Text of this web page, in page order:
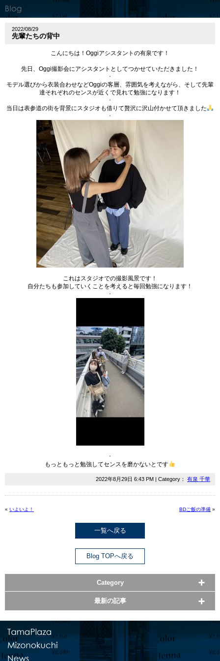
2022/08/29
先輩たちの背中
こんにちは！Oggiアシスタントの有泉です！
先日、Oggi撮影会にアシスタントとしてつかせていただきました！
･
モデル選びから衣装合わせなどOggiの客層、雰囲気を考えながら、そして先輩
達それぞれのセンスが近くで見れて勉強になります！
･
当日は表参道の街を背景にスタジオも借りて贅沢に沢山付かせて頂きました
･
これはスタジオでの撮影風景です！
自分たちも参加していくことを考えると毎回勉強になります！
･
･
もっともっと勉強してセンスを磨かないとです
2022年8月29日 6:43 PM | Category： 有泉 千華
« いよいよ！ BDご飯の準備 »
一覧へ戻る
Blog TOPへ戻る
Category
最新の記事